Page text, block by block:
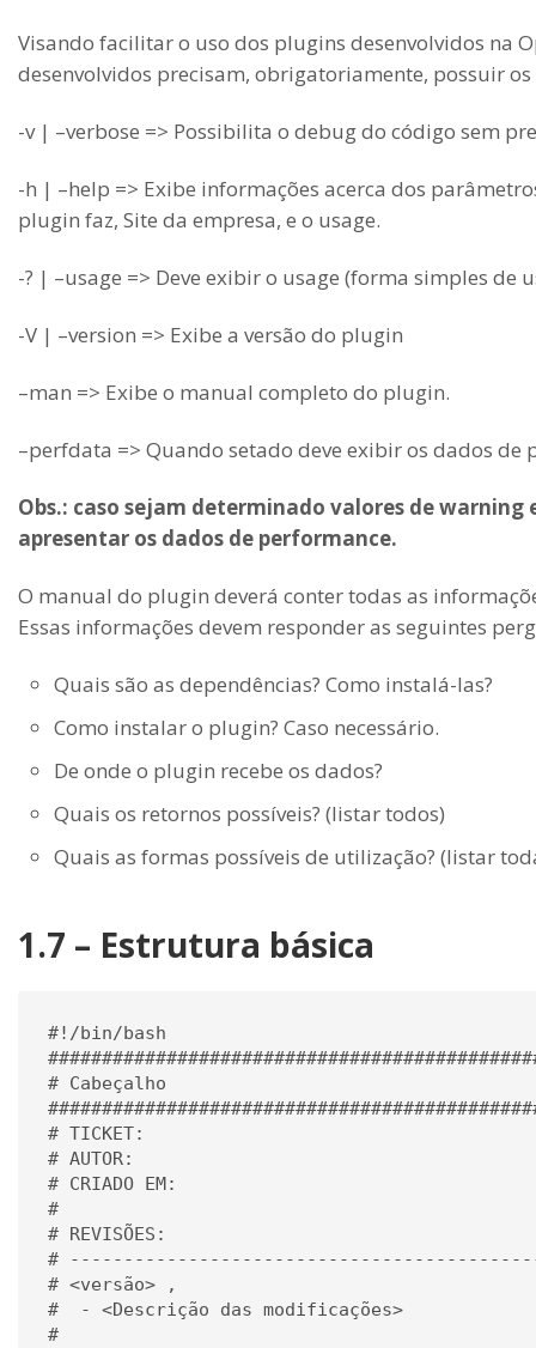
Visando facilitar o uso dos plugins desenvolvidos na
desenvolvidos precisam, obrigatoriamente, possuir
-v | –verbose => Possibilita o debug do código sem
-h | –help => Exibe informações acerca dos
plugin faz, Site da empresa, e o usage.
-? | –usage => Deve exibir o usage (forma simples de
-V | –version => Exibe a versão do plugin
–man => Exibe o manual completo do plugin.
–perfdata => Quando setado deve exibir os dados de
Obs.: caso sejam determinado valores de
apresentar os dados de performance.
O manual do plugin deverá conter todas as
Essas informações devem responder as seguintes
Quais são as dependências? Como instalá-las?
Como instalar o plugin? Caso necessário.
De onde o plugin recebe os dados?
Quais os retornos possíveis? (listar todos)
Quais as formas possíveis de utilização? (listar
1.7 – Estrutura básica
#!/bin/bash
# Cabeçalho
# TICKET:
# AUTOR:
# CRIADO EM:
#
# REVISÕES:
#
# <versão> ,
#  - <Descrição das modificações>
#